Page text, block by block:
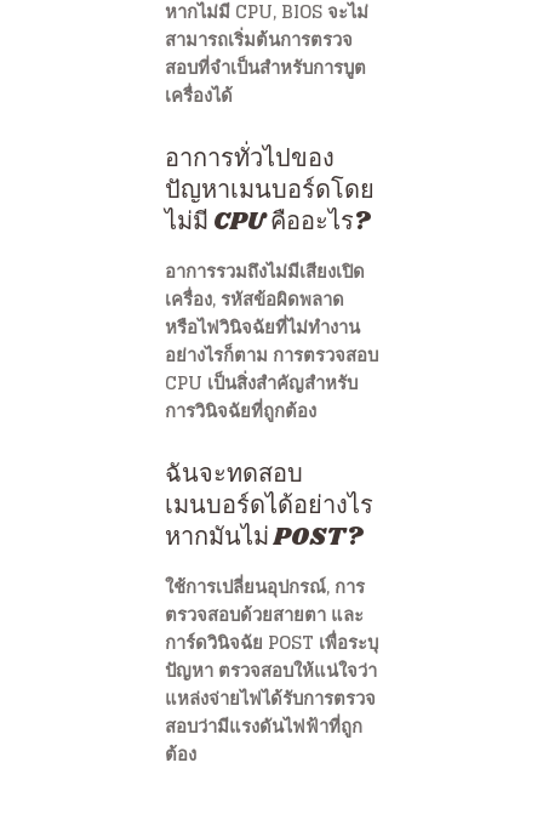
หากไม่มี CPU, BIOS จะไม่
สามารถเริ่มต้นการตรวจ
สอบที่จำเป็นสำหรับการบูต
เครื่องได้
อาการทั่วไปของ
ปัญหาเมนบอร์ดโดย
ไม่มี CPU คืออะไร?
อาการรวมถึงไม่มีเสียงเปิด
เครื่อง, รหัสข้อผิดพลาด
หรือไฟวินิจฉัยที่ไม่ทำงาน
อย่างไรก็ตาม การตรวจสอบ
CPU เป็นสิ่งสำคัญสำหรับ
การวินิจฉัยที่ถูกต้อง
ฉันจะทดสอบ
เมนบอร์ดได้อย่างไร
หากมันไม่ POST?
ใช้การเปลี่ยนอุปกรณ์, การ
ตรวจสอบด้วยสายตา และ
การ์ดวินิจฉัย POST เพื่อระบุ
ปัญหา ตรวจสอบให้แน่ใจว่า
แหล่งจ่ายไฟได้รับการตรวจ
สอบว่ามีแรงดันไฟฟ้าที่ถูก
ต้อง